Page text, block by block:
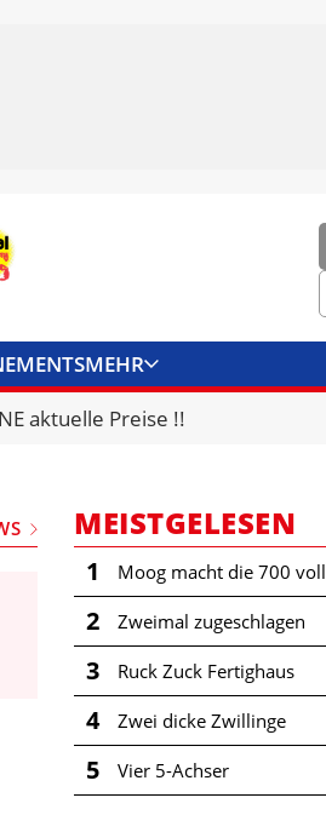
MEHR
KONTAKT
aktuelle Preise !!
MEISTGELESEN
1 Moog macht die 700 voll
2 Zweimal zugeschlagen
3 Ruck Zuck Fertighaus
4 Zwei dicke Zwillinge
5 Vier 5-Achser